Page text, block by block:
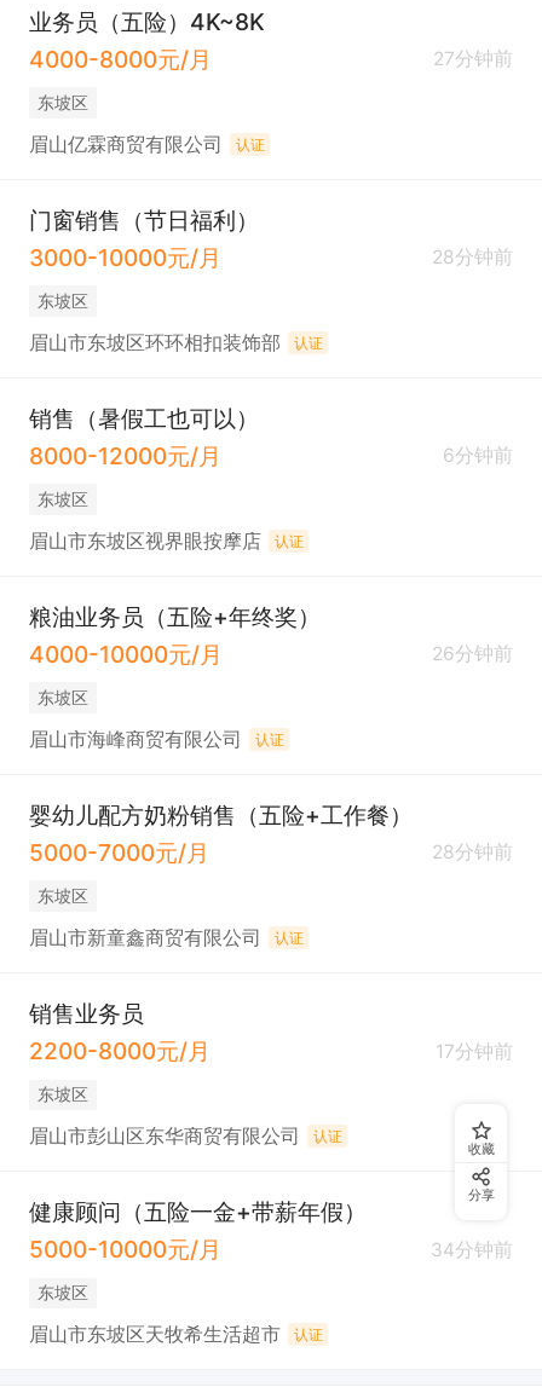
业务员（五险）4K~8K
4000-8000元/月
27分钟前
东坡区
眉山亿霖商贸有限公司 认证
门窗销售（节日福利）
3000-10000元/月
28分钟前
东坡区
眉山市东坡区环环相扣装饰部 认证
销售（暑假工也可以）
8000-12000元/月
6分钟前
东坡区
眉山市东坡区视界眼按摩店 认证
粮油业务员（五险+年终奖）
4000-10000元/月
26分钟前
东坡区
眉山市海峰商贸有限公司 认证
婴幼儿配方奶粉销售（五险+工作餐）
5000-7000元/月
28分钟前
东坡区
眉山市新童鑫商贸有限公司 认证
销售业务员
2200-8000元/月
17分钟前
东坡区
眉山市彭山区东华商贸有限公司 认证
健康顾问（五险一金+带薪年假）
5000-10000元/月
34分钟前
东坡区
眉山市东坡区天牧希生活超市 认证
收藏
分享